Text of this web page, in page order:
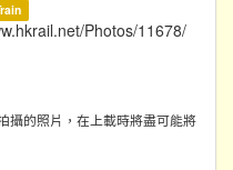
Photos/11678/
攝的照片，在上載時將盡可能將